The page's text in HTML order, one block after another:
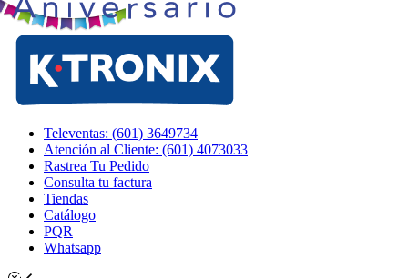
Televentas: (601) 3649734
Atención al Cliente: (601) 4073033
Rastrea Tu Pedido
Consulta tu factura
Tiendas
Catálogo
PQR
Whatsapp